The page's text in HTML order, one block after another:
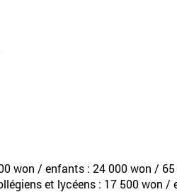
won / enfants : 24 000 won /
et lycéens : 17 500 won /